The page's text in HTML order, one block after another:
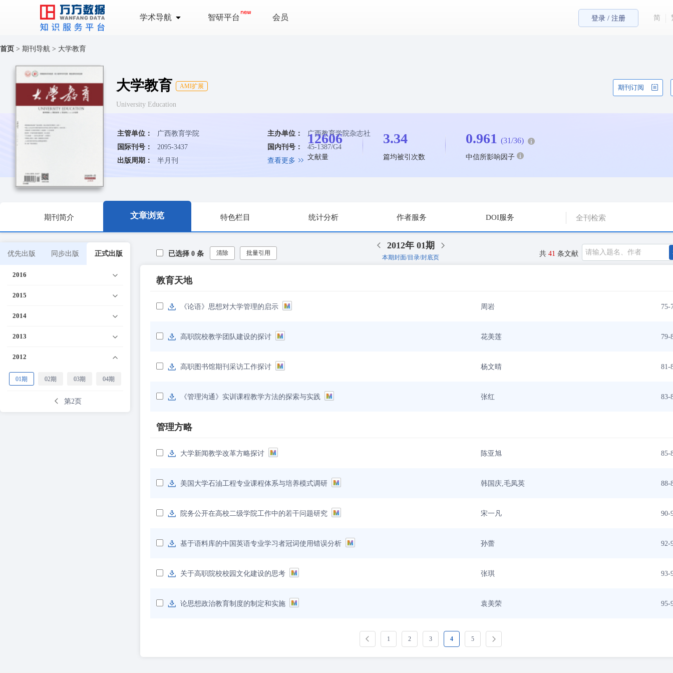
学术导航 智研平台 会员 登录 / 注册 简
首页 > 期刊导航 > 大学教育
大学教育 AMI扩展 期刊订阅
University Education
主管单位： 广西教育学院 主办单位：
广西教育学院杂志社
国际刊号：
2095-3437 国内刊号：
45-1387/G4
出版周期：
半月刊 查看更多
12606
文献量
3.34
篇均被引次数
0.961 (31/36)
中信所影响因子
期刊简介 文章浏览 特色栏目 统计分析 作者服务 DOI服务
优先出版 同步出版 正式出版
2016
2015
2014
2013
2012
01期 02期 03期 04期
第2页
已选择 0 条 清除 批量引用
2012年 01期
本期封面/目录/封底页 共 41 条文献
教育天地
《论语》思想对大学管理的启示 周岩 75-
高职院校教学团队建设的探讨 花美莲 79-
高职图书馆期刊采访工作探讨 杨文晴 81-
《管理沟通》实训课程教学方法的探索与实践 张红 83-
管理方略
大学新闻教学改革方略探讨 陈亚旭 85-
美国大学石油工程专业课程体系与培养模式调研 韩国庆,毛凤英 88-
院务公开在高校二级学院工作中的若干问题研究 宋一凡 90-
基于语料库的中国英语专业学习者冠词使用错误分析 孙蕾 92-
关于高职院校校园文化建设的思考 张琪 93-
论思想政治教育制度的制定和实施 袁美荣 95-
1 2 3 4 5